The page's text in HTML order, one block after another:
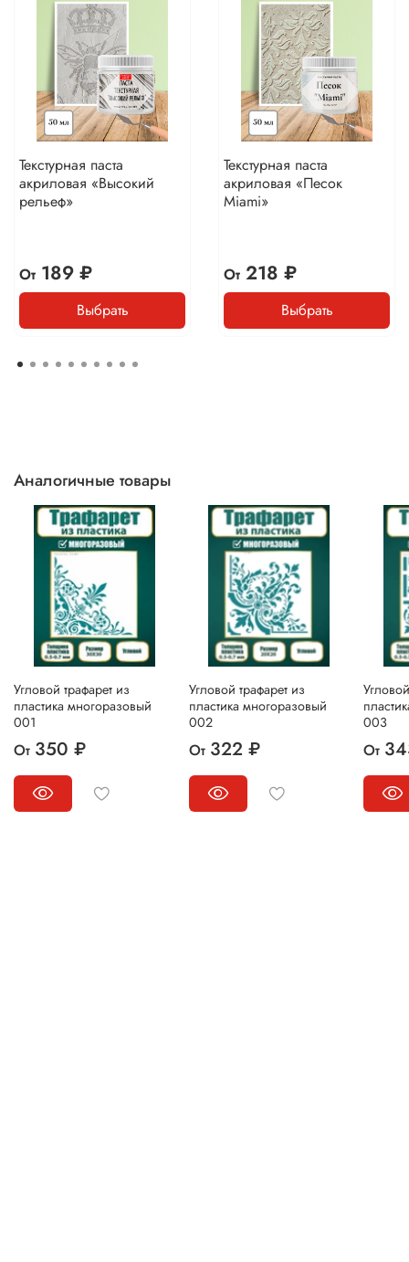
Текстурная паста
акриловая «Высокий
рельеф»
От189 ₽
Выбрать
Текстурная паста
акриловая «Песок
Miami»
От218 ₽
Выбрать
Аналогичные товары
Угловой трафарет из
пластика многоразовый
001
От 350 ₽
Угловой трафарет из
пластика многоразовый
002
От 322 ₽
003
От